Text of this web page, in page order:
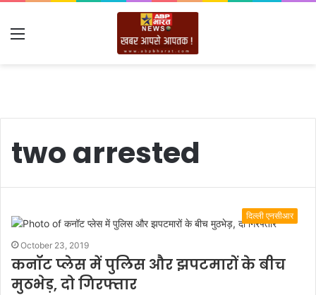
Menu
two arrested
दिल्ली एनसीआर
October 23, 2019
कनॉट प्लेस में पुलिस और झपटमारों के बीच
मुठभेड़, दो गिरफ्तार